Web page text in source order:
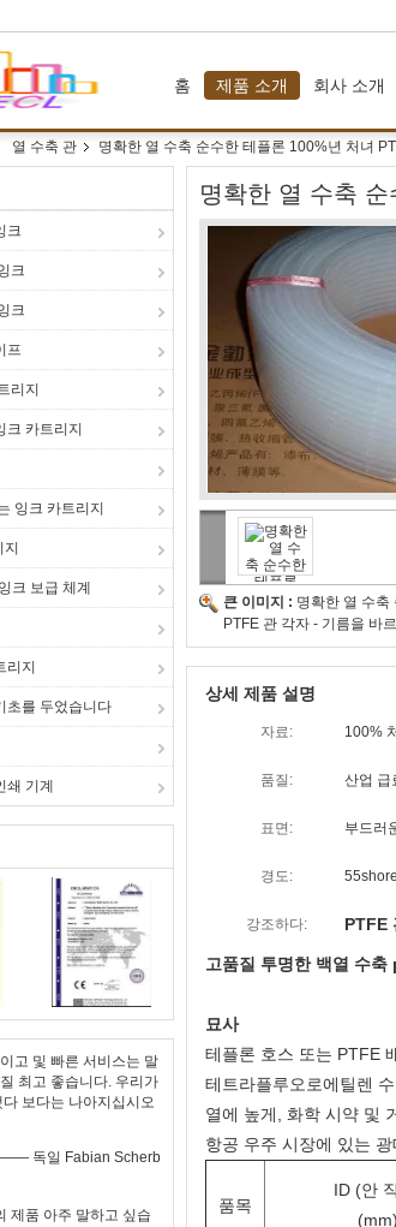
홈 제품 소개 회사 소개
열 수축 관 명확한 열 수축 순수한 테플론 100%년 처녀
크
크
크
프
리지
크 카트리지
잉크 카트리지
크 보급 체계
리지
초를 두었습니다
쇄 기계
고 및 빠른 서비스는 말
최고 좋습니다. 우리가
보다는 나아지십시오
—— 독일 Fabian Scherb
제품 아주 말하고 싶습
명확한 열 수축
큰 이미지 : 명확한 열 수축
PTFE 관 각자 - 기름을 바르
상세 제품 설명
자료: 100%
품질: 산업 급
표면: 부드러
경도:
강조하다: PTFE
고품질 투명한 백열 수
묘사
테플론 호스 또는 PTFE
테트라플루오로에틸렌
열에 높게, 화학 시약 및
항공 우주 시장에 있는
품목
ID (안
(mm)